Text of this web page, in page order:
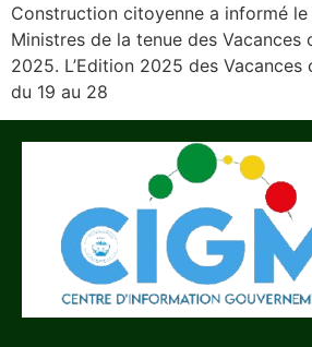
Construction citoyenne a informé le
Ministres de la tenue des Vacances
2025. L’Edition 2025 des
du 19 au 28